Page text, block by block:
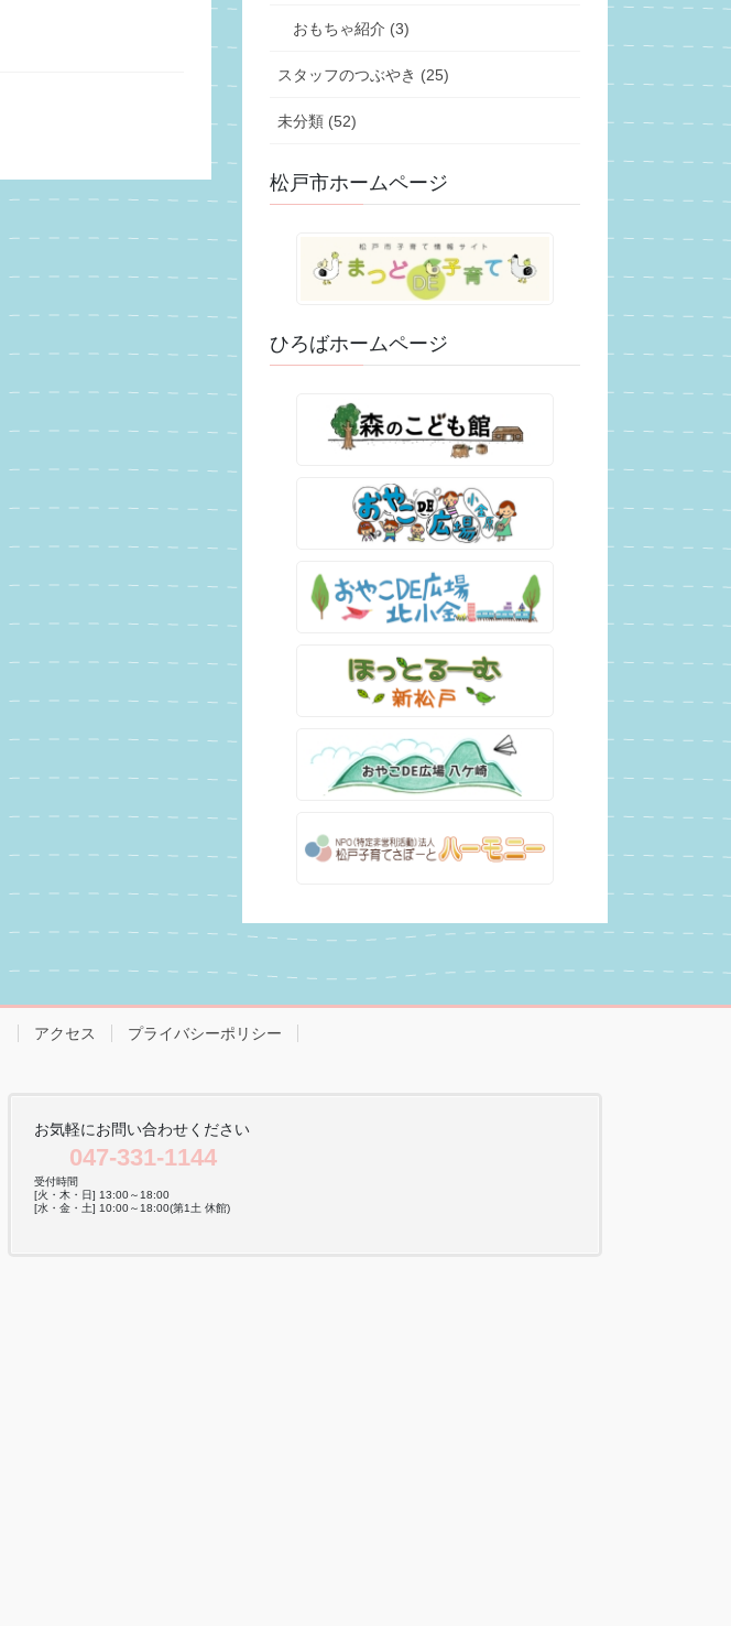
おもちゃ紹介 (3)
スタッフのつぶやき (25)
未分類 (52)
松戸市ホームページ
ひろばホームページ
アクセス プライバシーポリシー
お気軽にお問い合わせください
047-331-1144
受付時間
[火・木・日] 13:00～18:00
[水・金・土] 10:00～18:00(第1土 休館)